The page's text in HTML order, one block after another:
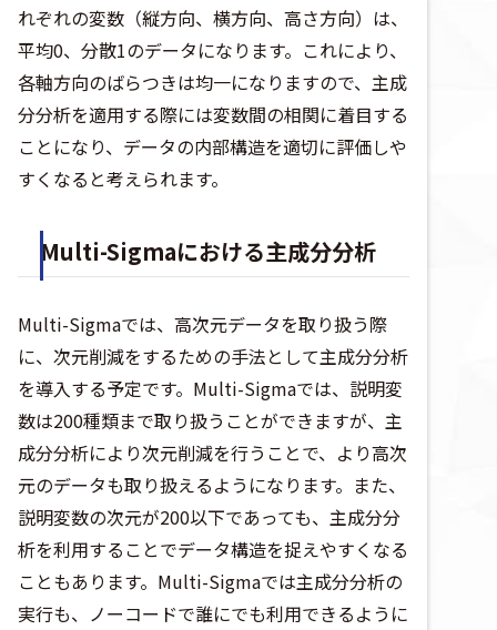
れぞれの変数（縦方向、横方向、高さ方向）は、
平均0、分散1のデータになります。これにより、
各軸方向のばらつきは均一になりますので、主成
分分析を適用する際には変数間の相関に着目する
ことになり、データの内部構造を適切に評価しや
すくなると考えられます。
Multi-Sigmaにおける主成分分析
Multi-Sigmaでは、高次元データを取り扱う際
に、次元削減をするための手法として主成分分析
を導入する予定です。Multi-Sigmaでは、説明変
数は200種類まで取り扱うことができますが、主
成分分析により次元削減を行うことで、より高次
元のデータも取り扱えるようになります。また、
説明変数の次元が200以下であっても、主成分分
析を利用することでデータ構造を捉えやすくなる
こともあります。Multi-Sigmaでは主成分分析の
実行も、ノーコードで誰にでも利用できるように